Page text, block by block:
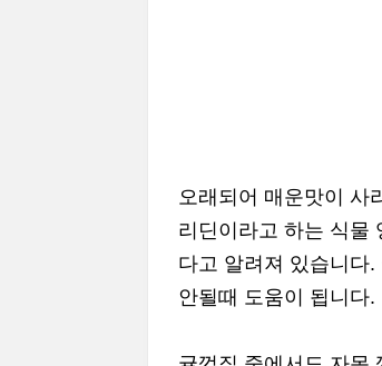
오래되어 매운맛이 사
리딘이라고 하는 식물
다고 알려져 있습니다
안될때 도움이 됩니다.